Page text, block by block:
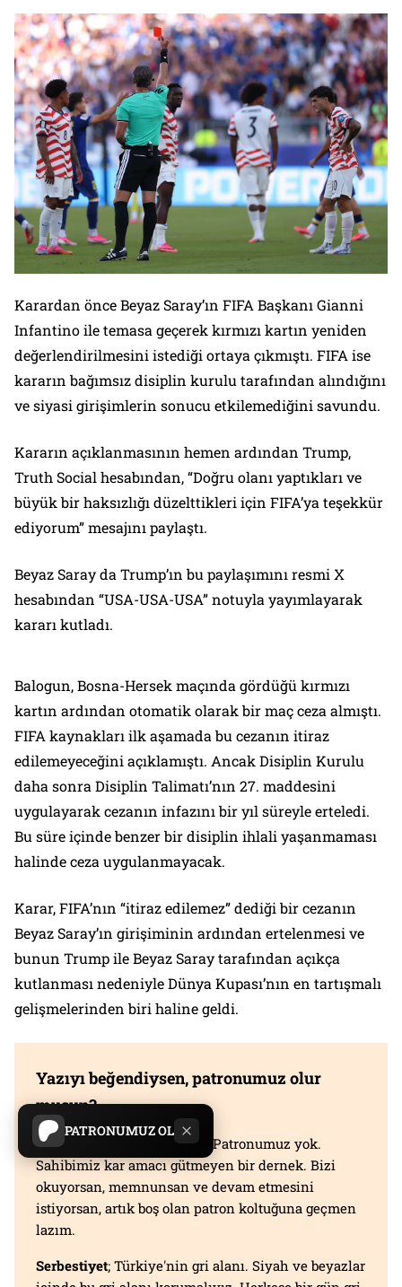
PATRONUMUZ OL
Karardan önce Beyaz Saray’ın FIFA Başkanı Gianni
Infantino ile temasa geçerek kırmızı kartın yeniden
değerlendirilmesini istediği ortaya çıkmıştı. FIFA ise
kararın bağımsız disiplin kurulu tarafından alındığını
ve siyasi girişimlerin sonucu etkilemediğini savundu.
Kararın açıklanmasının hemen ardından Trump,
Truth Social hesabından, “Doğru olanı yaptıkları ve
büyük bir haksızlığı düzelttikleri için FIFA’ya teşekkür
ediyorum” mesajını paylaştı.
Beyaz Saray da Trump’ın bu paylaşımını resmi X
hesabından “USA-USA-USA” notuyla yayımlayarak
kararı kutladı.
Balogun, Bosna-Hersek maçında gördüğü kırmızı
kartın ardından otomatik olarak bir maç ceza almıştı.
FIFA kaynakları ilk aşamada bu cezanın itiraz
edilemeyeceğini açıklamıştı. Ancak Disiplin Kurulu
daha sonra Disiplin Talimatı’nın 27. maddesini
uygulayarak cezanın infazını bir yıl süreyle erteledi.
Bu süre içinde benzer bir disiplin ihlali yaşanmaması
halinde ceza uygulanmayacak.
Karar, FIFA’nın “itiraz edilemez” dediği bir cezanın
Beyaz Saray’ın girişiminin ardından ertelenmesi ve
bunun Trump ile Beyaz Saray tarafından açıkça
kutlanması nedeniyle Dünya Kupası’nın en tartışmalı
gelişmelerinden biri haline geldi.
Yazıyı beğendiysen, patronumuz olur
musun?
Evet, çok ciddi bir teklif bu. Patronumuz yok.
Sahibimiz kar amacı gütmeyen bir dernek. Bizi
okuyorsan, memnunsan ve devam etmesini
istiyorsan, artık boş olan patron koltuğuna geçmen
lazım.
Serbestiyet; Türkiye'nin gri alanı. Siyah ve beyazlar